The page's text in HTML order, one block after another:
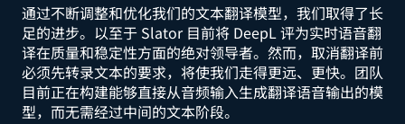
通过不断调整和优化我们的文本翻译模型，我们取得了长
足的进步。以至于 Slator 目前将 DeepL 评为实时语音翻
译在质量和稳定性方面的绝对领导者。然而，取消翻译前
必须先转录文本的要求，将使我们走得更远、更快。团队
目前正在构建能够直接从音频输入生成翻译语音输出的模
型，而无需经过中间的文本阶段。